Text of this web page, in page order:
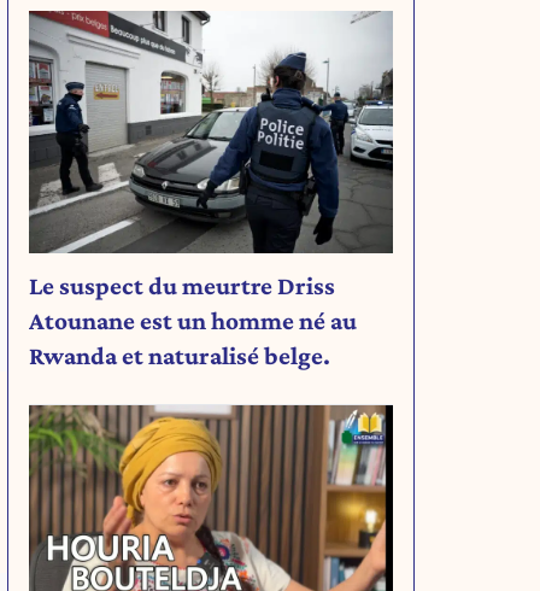
Le suspect du meurtre Driss
Atounane est un homme né au
Rwanda et naturalisé belge.